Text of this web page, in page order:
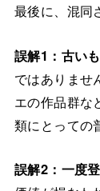
最後に、混同
誤解1：古い
ではありませ
エの作品群な
類にとっての
誤解2：一度